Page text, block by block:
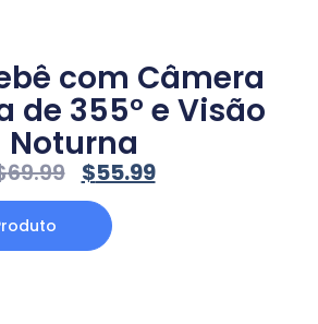
com Câmera
de 355° e Visão
Noturna
69.99 $55.99